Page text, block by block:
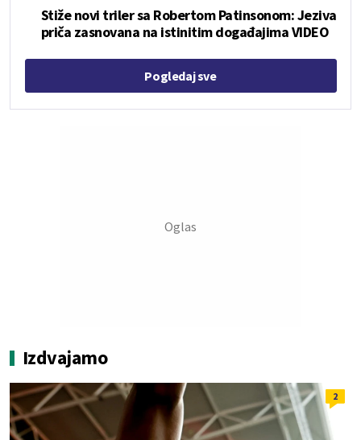
Stiže novi triler sa Robertom Patinsonom: Jeziva
priča zasnovana na istinitim događajima VIDEO
Pogledaj sve
Izdvajamo
2